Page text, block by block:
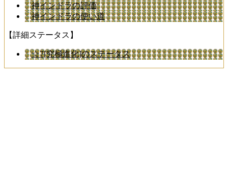
神インドラの評価
神インドラの使い道
【詳細ステータス】
☆7[究極進化]のステータス